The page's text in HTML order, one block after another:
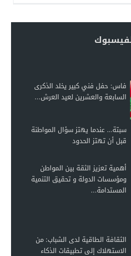
فاس: حفل فني كبير يخلد الذكرى
السابعة والعشرين لعيد العرش...
سبتة… عندما يهتز سؤال المواطنة
قبل أن تهتز الحدود
أهمية تعزيز الثقة بين المواطن
ومؤسسات الدولة و تحقيق التنمية
المستدامة...
الثقافة الطاقية لدى الشباب: من
الاستهلاك إلى تطبيقات الذكاء